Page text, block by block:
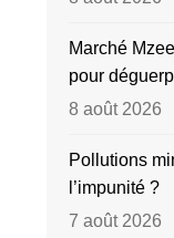
Marché
pour
8 août 2026
Pollutions
l’impunité ?
7 août 2026